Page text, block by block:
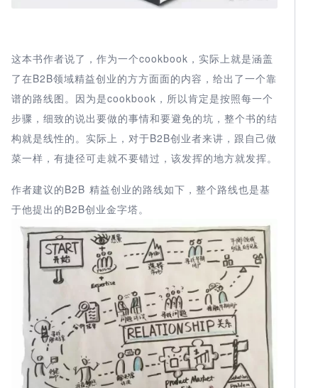
这本书作者说了，作为一个cookbook，实际上就是涵盖
了在B2B领域精益创业的方方面面的内容，给出了一个靠
谱的路线图。因为是cookbook，所以肯定是按照每一个
步骤，细致的说出要做的事情和要避免的坑，整个书的结
构就是线性的。实际上，对于B2B创业者来讲，跟自己做
菜一样，有捷径可走就不要错过，该发挥的地方就发挥。
作者建议的B2B 精益创业的路线如下，整个路线也是基
于他提出的B2B创业金字塔。